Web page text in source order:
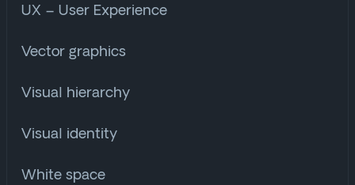
UX – User Experience
Vector graphics
Visual hierarchy
Visual identity
White space